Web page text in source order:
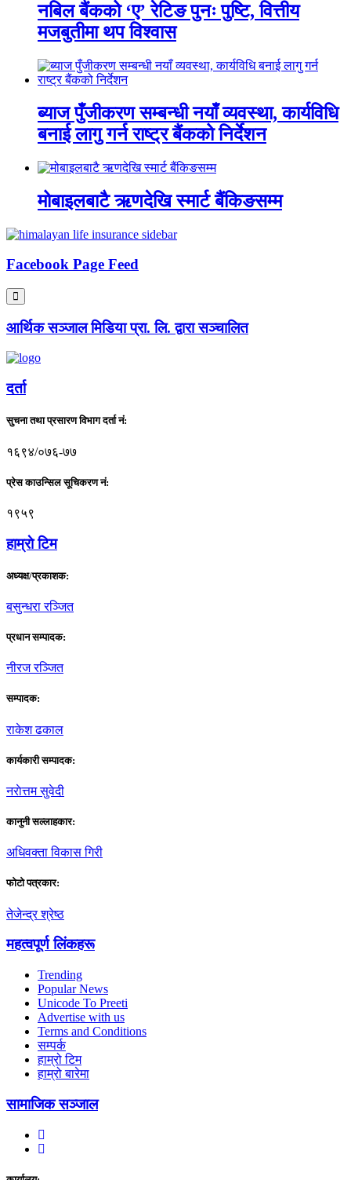
नबिल बैंकको ‘ए’ रेटिङ पुनः पुष्टि, वित्तीय
मजबुतीमा थप विश्वास
ब्याज पुँजीकरण सम्बन्धी नयाँ व्यवस्था, कार्यविधि
बनाई लागु गर्न राष्ट्र बैंकको निर्देशन
मोबाइलबाटै ऋणदेखि स्मार्ट बैंकिङसम्म
Facebook Page Feed
आर्थिक सञ्जाल मिडिया प्रा. लि. द्वारा सञ्चालित
दर्ता
सुचना तथा प्रसारण विभाग दर्ता नं:
१६९४/०७६-७७
प्रेस काउन्सिल सूचिकरण नं:
१९५९
हाम्राे टिम
अध्यक्ष/प्रकाशक:
बसुन्धरा रञ्जित
प्रधान सम्पादक:
नीरज रञ्जित
सम्पादक:
राकेश ढकाल
कार्यकारी सम्पादक:
नराेत्तम सुवेदी
कानुनी सल्लाहकार:
अधिवक्ता विकास गिरी
फाेटाे पत्रकार:
तेजेन्द्र श्रेष्ठ
महत्वपूर्ण लिंकहरू
Trending
Popular News
Unicode To Preeti
Advertise with us
Terms and Conditions
सम्पर्क
हाम्रो टिम
हाम्रो बारेमा
सामाजिक सञ्जाल